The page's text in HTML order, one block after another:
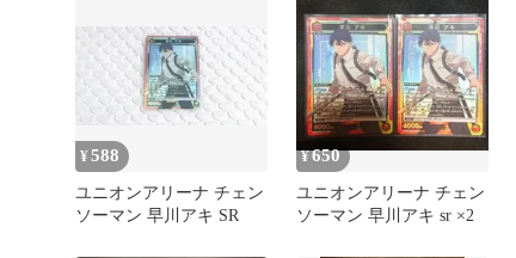
¥588
ユニオンアリーナ チェン
ソーマン 早川アキ SR
¥650
ユニオンアリーナ チェン
ソーマン 早川アキ sr ×2